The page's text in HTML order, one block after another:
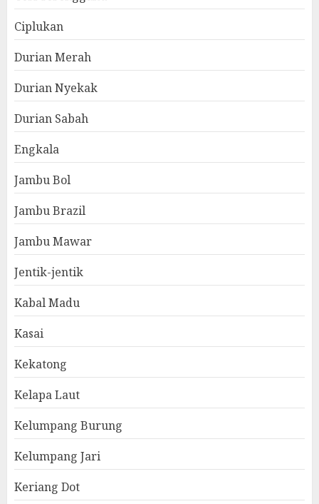
Ciplukan
Durian Merah
Durian Nyekak
Durian Sabah
Engkala
Jambu Bol
Jambu Brazil
Jambu Mawar
Jentik-jentik
Kabal Madu
Kasai
Kekatong
Kelapa Laut
Kelumpang Burung
Kelumpang Jari
Keriang Dot